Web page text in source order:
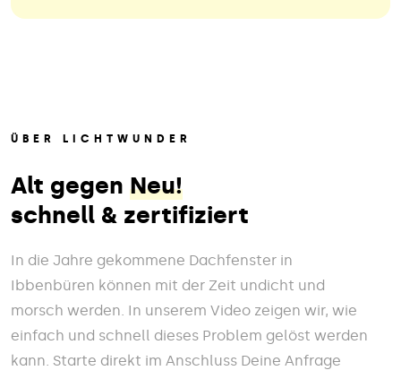
ÜBER LICHTWUNDER
Alt gegen Neu!
schnell & zertifiziert
In die Jahre gekommene Dachfenster in
Ibbenbüren können mit der Zeit undicht und
morsch werden. In unserem Video zeigen wir, wie
einfach und schnell dieses Problem gelöst werden
kann. Starte direkt im Anschluss Deine Anfrage